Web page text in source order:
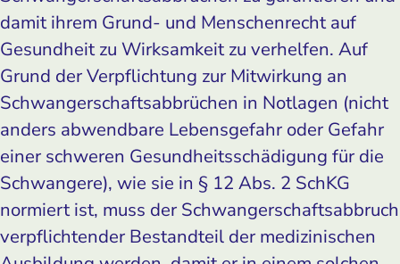
damit ihrem Grund- und Menschenrecht auf
Gesundheit zu Wirksamkeit zu verhelfen. Auf
Grund der Verpflichtung zur Mitwirkung an
Schwangerschaftsabbrüchen in Notlagen (nicht
anders abwendbare Lebensgefahr oder Gefahr
einer schweren Gesundheitsschädigung für die
Schwangere), wie sie in § 12 Abs. 2 SchKG
normiert ist, muss der Schwangerschaftsabbruch
verpflichtender Bestandteil der medizinischen